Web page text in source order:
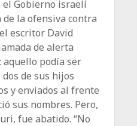
el Gobierno israelí
la ofensiva contra
escritor David
de alerta
aquello podía ser
de sus hijos
y enviados al frente
sus nombres. Pero,
fue abatido. “No